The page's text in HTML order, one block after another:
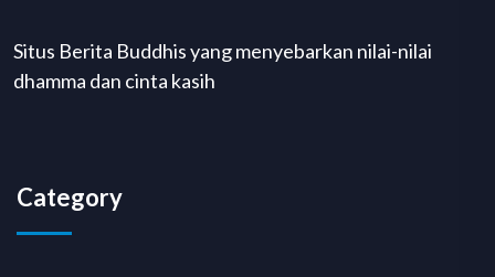
Situs Berita Buddhis yang menyebarkan nilai-nilai
dhamma dan cinta kasih
Category